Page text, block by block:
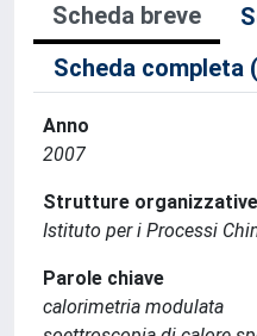
Scheda breve
Scheda completa
Anno
2007
Strutture organizzative
Istituto per i Processi
Parole chiave
calorimetria modulata